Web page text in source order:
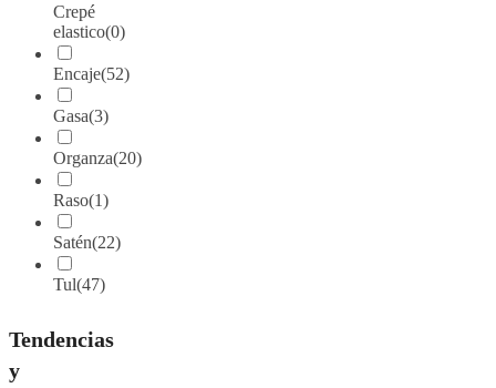
Crepé
elastico(0)
Encaje(52)
Gasa(3)
Organza(20)
Raso(1)
Satén(22)
Tul(47)
Tendencias
y